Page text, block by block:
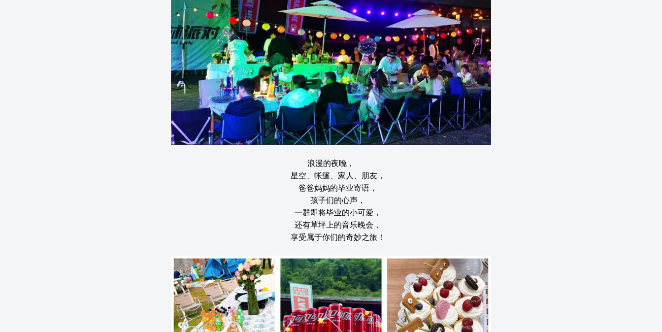
浪漫的夜晚，
星空、帐篷、家人、朋友，
爸爸妈妈的毕业寄语，
孩子们的心声，
一群即将毕业的小可爱，
还有草坪上的音乐晚会，
享受属于你们的奇妙之旅！